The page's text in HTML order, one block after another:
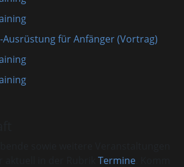
Ausrüstung für Anfänger (Vortrag)
Termine